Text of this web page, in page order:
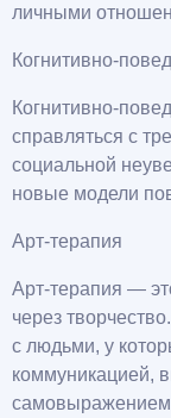
личными
Когнитивно-
Когнитивно-
справляться с
социальной
новые модели
Арт-терапия
Арт-терапия —
через
с людьми, у
коммуникацией,
самовыражением